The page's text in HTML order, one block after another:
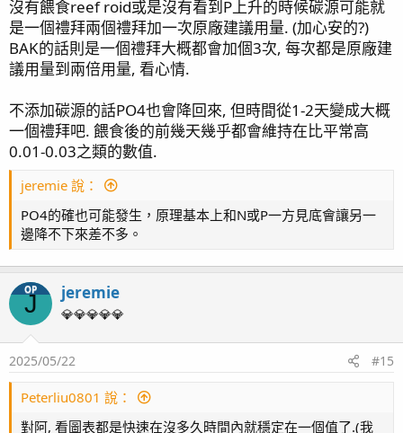
在那之後我又直接補入了0.5ppm的PO4，但這次下降速度就
慢了非常多，在沒有添加碳源的control中過了兩周才降了約
0.2ppm(有加足量碳源的組別下降速度明顯快很多)，不過一
開始的降低到底是生物性的還是非生物性的就還需要我再用
除非你用的沙石已經包含了大量PO4，否則它們的表現也只
在提升時等同要當作還有一個消耗源；而降低時則要多考量
一個供應源。
至於沒什麼表面積的缸若PO4爆表高概率就純粹只是輸入太
多或有其他限制因子影響生物利用而已。
他自己是說低於建議量，不過實際是多少我也不清楚。
你碳源的添加量是用KZ建議劑量嗎？也許你可以試試不加菌
和碳源看PO4是不是其實也一樣會自己降回來。
沒有餵食reef roid或是沒有看到P上升的時候碳源可能就
是一個禮拜兩個禮拜加一次原廠建議用量. (加心安的?)
BAK的話則是一個禮拜大概都會加個3次, 每次都是原廠建
議用量到兩倍用量, 看心情.
不添加碳源的話PO4也會降回來, 但時間從1-2天變成大概
一個禮拜吧. 餵食後的前幾天幾乎都會維持在比平常高
0.01-0.03之類的數值.
jeremie 說：
PO4的確也可能發生，原理基本上和N或P一方見底會讓另一
邊降不下來差不多。
OP
J jeremie
💎💎💎💎💎
2025/05/22 #15
Peterliu0801 說：
對阿, 看圖表都是快速在沒多久時間內就穩定在一個值了.(我